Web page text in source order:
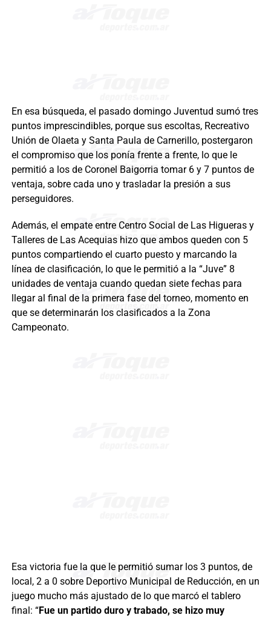
En esa búsqueda, el pasado domingo Juventud sumó tres
puntos imprescindibles, porque sus escoltas, Recreativo
Unión de Olaeta y Santa Paula de Carnerillo, postergaron
el compromiso que los ponía frente a frente, lo que le
permitió a los de Coronel Baigorria tomar 6 y 7 puntos de
ventaja, sobre cada uno y trasladar la presión a sus
perseguidores.
Además, el empate entre Centro Social de Las Higueras y
Talleres de Las Acequias hizo que ambos queden con 5
puntos compartiendo el cuarto puesto y marcando la
línea de clasificación, lo que le permitió a la “Juve” 8
unidades de ventaja cuando quedan siete fechas para
llegar al final de la primera fase del torneo, momento en
que se determinarán los clasificados a la Zona
Campeonato.
Esa victoria fue la que le permitió sumar los 3 puntos, de
local, 2 a 0 sobre Deportivo Municipal de Reducción, en un
juego mucho más ajustado de lo que marcó el tablero
final: “Fue un partido duro y trabado, se hizo muy